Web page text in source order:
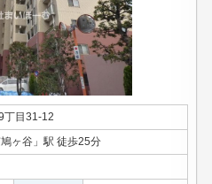
丁目31-12
ヶ谷」駅 徒歩25分